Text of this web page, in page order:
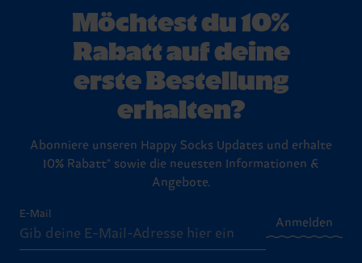
Möchtest du 10%
Rabatt auf deine
erste Bestellung
erhalten?
Abonniere unseren Happy Socks Updates und erhalte
10% Rabatt* sowie die neuesten Informationen &
Angebote.
E-Mail
Anmelden